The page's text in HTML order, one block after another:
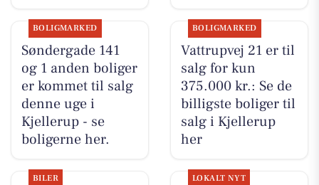
BOLIGMARKED
Søndergade 141
og 1 anden boliger
er kommet til salg
denne uge i
Kjellerup - se
boligerne her.
BOLIGMARKED
Vattrupvej 21 er til
salg for kun
375.000 kr.: Se de
billigste boliger til
salg i Kjellerup
her
BILER LOKALT NYT